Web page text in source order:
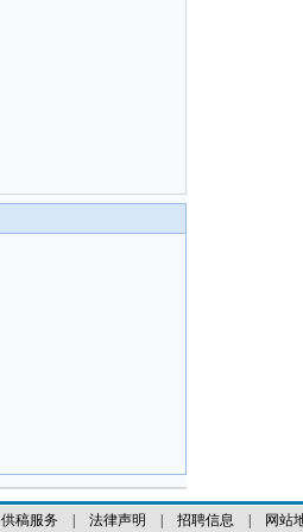
供稿服务| 法律声明 招聘信息 网站